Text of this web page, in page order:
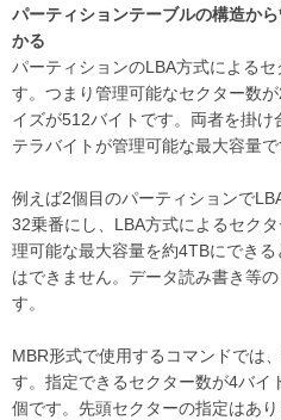
パーティションテーブルの構造か
かる
パーティションのLBA方式による
す。つまり管理可能なセクター数
イズが512バイトです。両者を掛
テラバイトが管理可能な最大容量で
例えば2個目のパーティションで
32乗番にし、LBA方式によるセク
理可能な最大容量を約4TBにでき
はできません。データ読み書き等
す。
MBR形式で使用するコマンドでは
す。指定できるセクター数が4バ
個です。先頭セクターの指定はあ